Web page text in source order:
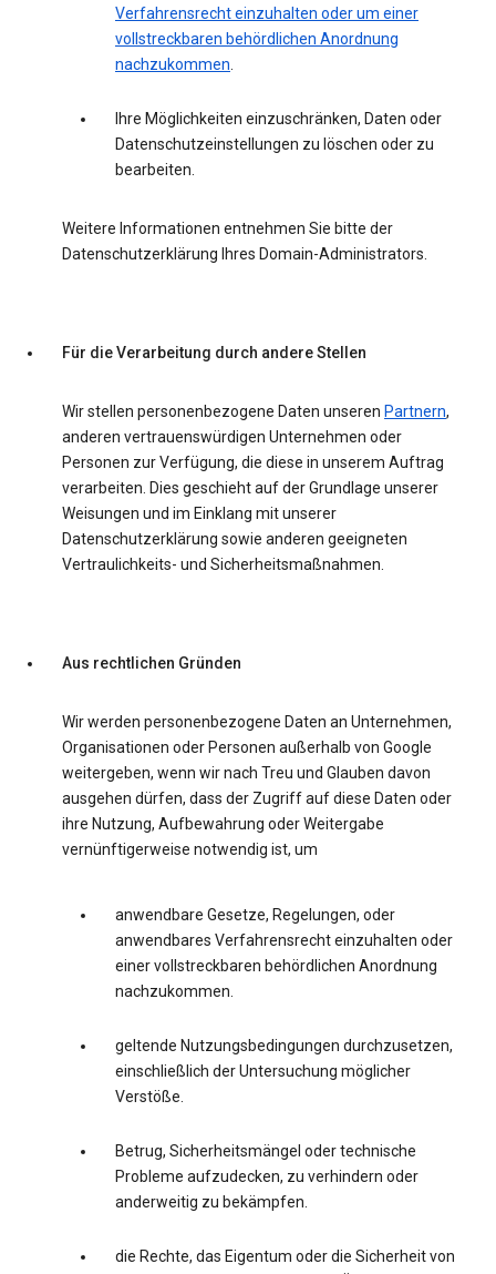
Verfahrensrecht einzuhalten oder um einer
vollstreckbaren behördlichen Anordnung
nachzukommen.
Ihre Möglichkeiten einzuschränken, Daten oder
Datenschutzeinstellungen zu löschen oder zu
bearbeiten.
Weitere Informationen entnehmen Sie bitte der
Datenschutzerklärung Ihres Domain-Administrators.
Für die Verarbeitung durch andere Stellen
Wir stellen personenbezogene Daten unseren Partnern,
anderen vertrauenswürdigen Unternehmen oder
Personen zur Verfügung, die diese in unserem Auftrag
verarbeiten. Dies geschieht auf der Grundlage unserer
Weisungen und im Einklang mit unserer
Datenschutzerklärung sowie anderen geeigneten
Vertraulichkeits- und Sicherheitsmaßnahmen.
Aus rechtlichen Gründen
Wir werden personenbezogene Daten an Unternehmen,
Organisationen oder Personen außerhalb von Google
weitergeben, wenn wir nach Treu und Glauben davon
ausgehen dürfen, dass der Zugriff auf diese Daten oder
ihre Nutzung, Aufbewahrung oder Weitergabe
vernünftigerweise notwendig ist, um
anwendbare Gesetze, Regelungen, oder
anwendbares Verfahrensrecht einzuhalten oder
einer vollstreckbaren behördlichen Anordnung
nachzukommen.
geltende Nutzungsbedingungen durchzusetzen,
einschließlich der Untersuchung möglicher
Verstöße.
Betrug, Sicherheitsmängel oder technische
Probleme aufzudecken, zu verhindern oder
anderweitig zu bekämpfen.
die Rechte, das Eigentum oder die Sicherheit von